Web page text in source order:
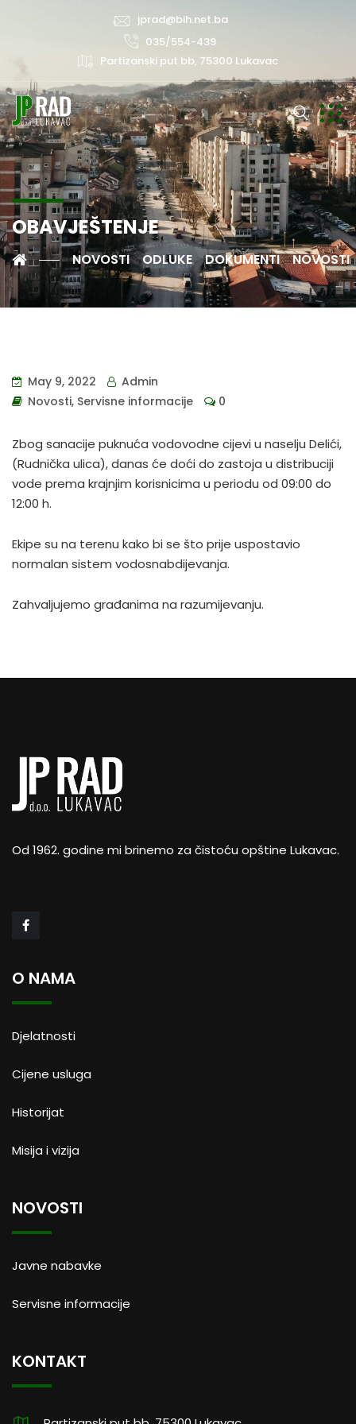
jprad@bih.net.ba
035/554-439
Partizanski put bb, 75300 Lukavac
OBAVJEŠTENJE
NOVOSTI ODLUKE DOKUMENTI NOVOSTI
May 9, 2022
Admin
Novosti, Servisne informacije 0
Zbog sanacije puknuća vodovodne cijevi u naselju Delići,
(Rudnička ulica), danas će doći do zastoja u distribuciji
vode prema krajnjim korisnicima u periodu od 09:00 do
12:00 h.
Ekipe su na terenu kako bi se što prije uspostavio
normalan sistem vodosnabdijevanja.
Zahvaljujemo građanima na razumijevanju.
Od 1962. godine mi brinemo za čistoću opštine Lukavac.
O NAMA
Djelatnosti
Cijene usluga
Historijat
Misija i vizija
NOVOSTI
Javne nabavke
Servisne informacije
KONTAKT